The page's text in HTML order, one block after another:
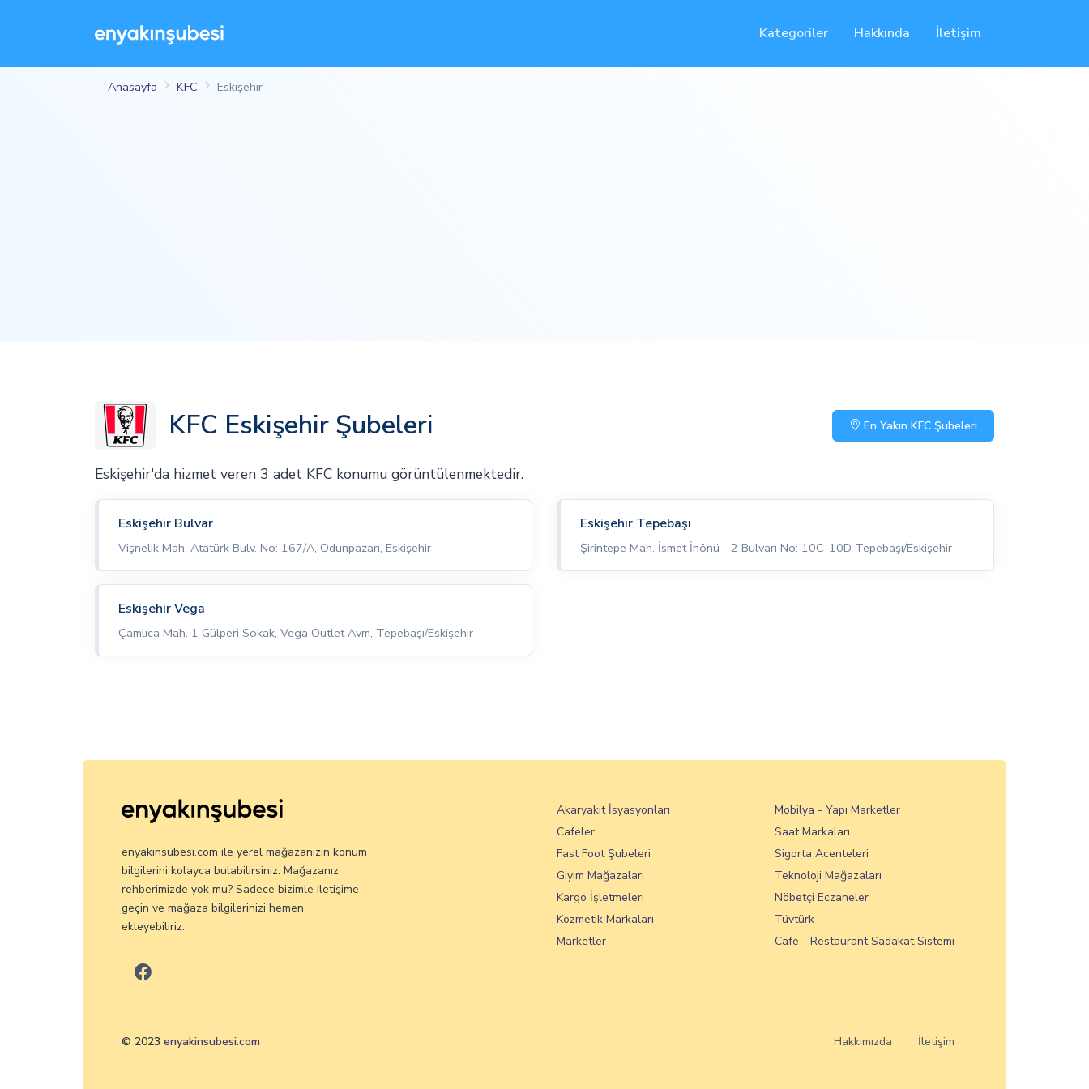
Kategoriler Hakkında İletişim
Anasayfa KFC Eskişehir
KFC Eskişehir Şubeleri En Yakın KFC Şubeleri
Eskişehir'da hizmet veren 3 adet KFC konumu görüntülenmektedir.
Eskişehir Bulvar
Vişnelik Mah. Atatürk Bulv. No: 167/A, Odunpazarı, Eskişehir
Eskişehir Tepebaşı
Şirintepe Mah. İsmet İnönü - 2 Bulvarı No: 10C-10D Tepebaşı/Eskişehir
Eskişehir Vega
Çamlıca Mah. 1 Gülperi Sokak, Vega Outlet Avm, Tepebaşı/Eskişehir
enyakinsubesi.com ile yerel mağazanızın konum
bilgilerini kolayca bulabilirsiniz. Mağazanız
rehberimizde yok mu? Sadece bizimle iletişime
geçin ve mağaza bilgilerinizi hemen
ekleyebiliriz.
Akaryakıt İsyasyonları
Cafeler
Fast Foot Şubeleri
Giyim Mağazaları
Kargo İşletmeleri
Kozmetik Markaları
Marketler
Mobilya - Yapı Marketler
Saat Markaları
Sigorta Acenteleri
Teknoloji Mağazaları
Nöbetçi Eczaneler
Tüvtürk
Cafe - Restaurant Sadakat Sistemi
© 2023 enyakinsubesi.com Hakkımızda İletişim